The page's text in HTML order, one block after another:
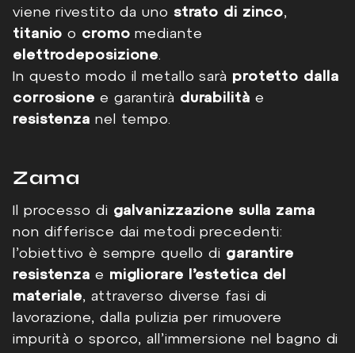
viene rivestito da uno strato di zinco,
titanioo cromo mediante
elettrodeposizione.
In questo modo il metallo sarà protetto dalla
corrosione e garantirà durabilità e
resistenza nel tempo.
Zama
Il processo di galvanizzazione sulla zama
non differisce dai metodi precedenti:
l’obiettivo è sempre quello di garantire
resistenza e migliorare l’estetica del
materiale, attraverso diverse fasi di
lavorazione, dalla pulizia per rimuovere
impurità o sporco, all’immersione nel bagno di